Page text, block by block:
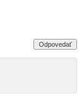
Odpovedať